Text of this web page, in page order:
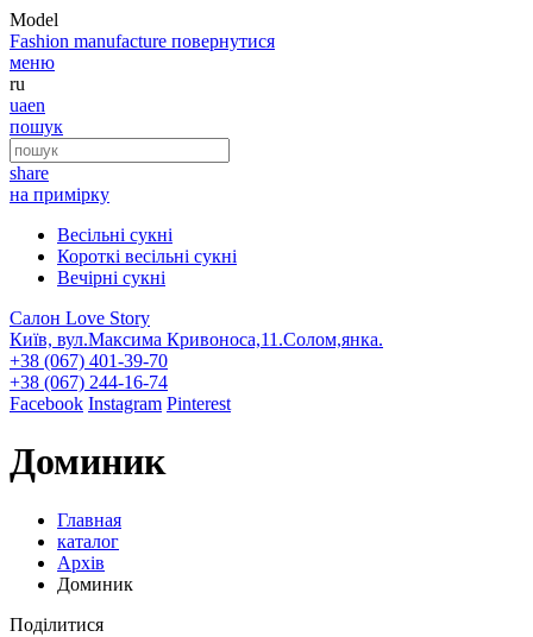
Model
Fashion manufacture повернутися
меню
ru
uaen
пошук
share
на примірку
Весільні сукні
Короткі весільні сукні
Вечірні сукні
Салон Love Story
Київ, вул.Максима Кривоноса,11.Солом,янка.
+38 (067) 401-39-70
+38 (067) 244-16-74
Facebook Instagram Pinterest
Доминик
Главная
каталог
Архів
Доминик
Поділитися